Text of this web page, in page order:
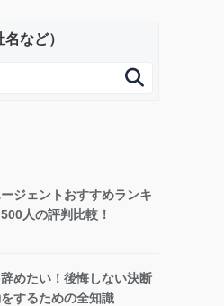
など）

ジェントおすすめランキ
人の評判比較！
めたい！後悔しない決断
するための全知識